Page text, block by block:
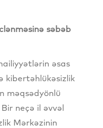
səbəb
əsas
kibertəhlükəsizlik
məqsədyönlü
neçə il əvvəl
Mərkəzinin